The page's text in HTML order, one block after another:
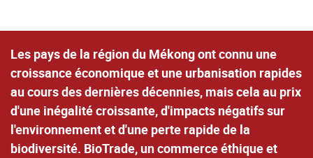
Les pays de la région du Mékong ont connu une
croissance économique et une urbanisation rapides
au cours des dernières décennies, mais cela au prix
d'une inégalité croissante, d'impacts négatifs sur
l'environnement et d'une perte rapide de la
biodiversité. BioTrade, un commerce éthique et